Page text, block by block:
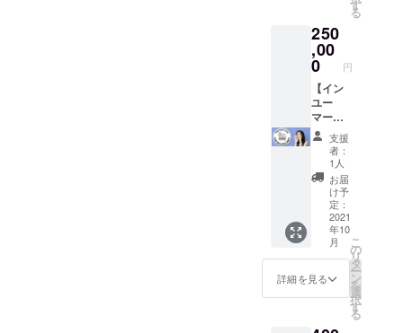
年11月1
日以降
の受取
はでき
ません
ので、
ご注意
くださ
い）
す。
及び場
所を変
更する
可能性
がござ
いま
す。
パー
フェク
トチョ
コレー
ト
https://i
nyoum
arket.c
om/cat
egory/-/
375-1 -
むぎが
https://i
nyoum
arket.c
om/cat
egory/-/
910-3 -
応とさ
せてい
ただき
ます。
回数制
限はな
し。１
日１通
まで。
■あくま
でも独
自の
オーガ
ニック
メソッ
ドに応
じた、
エビデ
ンスを
す
る
250
,00
0 円
【イン
ユー
マー
ケット
ご出品
者様限
定】 お
得な広
告プラ
ン（通
常40万
円の商
品） ※
詳細
は、ご
支援
者：
1人
お届
け予
定：
2021
年10
月
詳細を見る
こ
の
リ
タ
ー
ン
を
選
択
す
る